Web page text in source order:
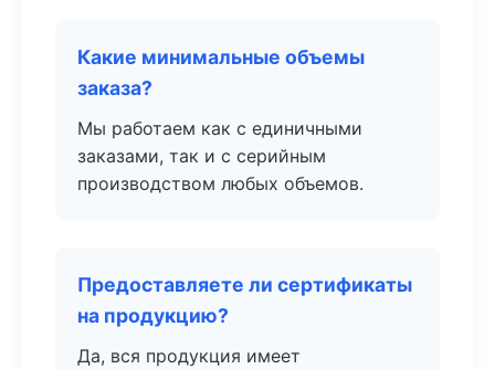
Какие минимальные объемы
заказа?
Мы работаем как с единичными
заказами, так и с серийным
производством любых объемов.
Предоставляете ли сертификаты
на продукцию?
Да, вся продукция имеет